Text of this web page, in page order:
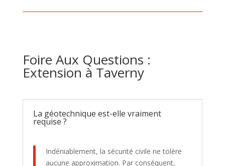
Foire Aux Questions :
Extension à Taverny
La géotechnique est-elle vraiment
requise ?
Indéniablement, la sécurité civile ne tolère
aucune approximation. Par conséquent,